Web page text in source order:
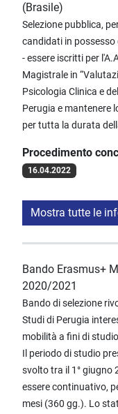
(Brasile)
Selezione pubblica,
candidati in possesso
- essere iscritti per
Magistrale in
Psicologia Clinica e
Perugia e mantenere
per tutta la durata
Procedimento
16.04.2022
Mostra tutte le
Bando Erasmus+
2020/2021
Bando di selezione
Studi di Perugia
mobilità a fini di
Il periodo di studio
svolto tra il 1° giugno
essere continuativo,
mesi (360 gg.). Lo